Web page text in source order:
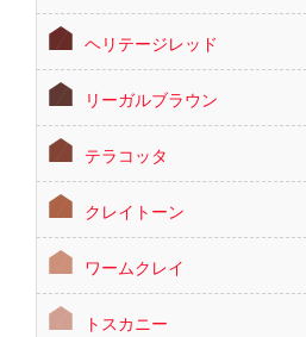
ヘリテージレッド
リーガルブラウン
テラコッタ
クレイトーン
ワームクレイ
トスカニー